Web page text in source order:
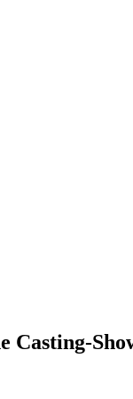
Casting-